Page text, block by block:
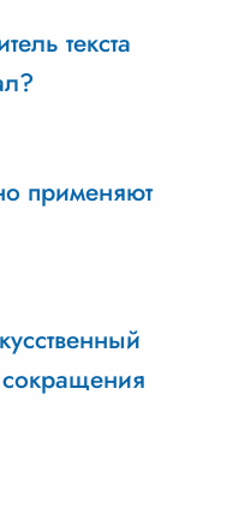
от
текста
требования
применяют
для
форме.
сокращения